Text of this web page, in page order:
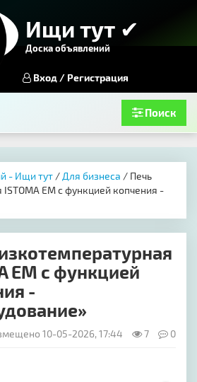
Ищи тут ✔
Доска объявлений
Вход / Регистрация
Поиск
- Ищи тут / Для бизнеса / Печь
EM с функцией копчения -
EM с функцией
-
10-05-2026, 17:44 7 0